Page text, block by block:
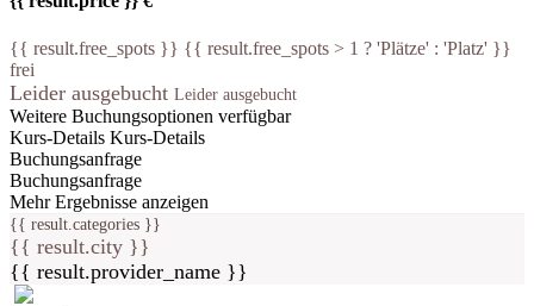
{{ result.free_spots }} {{ result.free_spots > 1 ? 'Plätze' : 'Platz' }}
frei
Leider ausgebucht Leider ausgebucht
Weitere Buchungsoptionen verfügbar
Kurs-Details Kurs-Details
Buchungsanfrage
Buchungsanfrage
Mehr Ergebnisse anzeigen
{{ result.categories }}
{{ result.city }}
{{ result.provider_name }}